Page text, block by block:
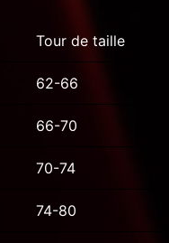
Tour de taille
62-66
66-70
70-74
74-80